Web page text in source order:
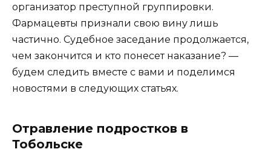
организатор преступной группировки.
Фармацевты признали свою вину лишь
частично. Судебное заседание продолжается,
чем закончится и кто понесет наказание? —
будем следить вместе с вами и поделимся
новостями в следующих статьях.
Отравление подростков в
Тобольске